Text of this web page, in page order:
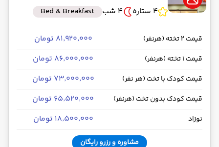
ایران ایرتور -Economy
مدت سفر: 02:00
از فرودگاه بین‌المللی حیدر علی‌اف GYD
حرکت از مبدا: 13:45
به فرودگاه بین‌المللی امام خمینی IKA
رسیدن به مقصد : 14:45
ایران ایرتور -Economy
4 ستاره
4 شب Bed & Breakfast
قیمت 2 تخته (هرنفر) ۸۱٬۹۲۰٬۰۰۰ تومان
قیمت 1 تخته (هرنفر) ۸۶٬۰۰۰٬۰۰۰ تومان
قیمت کودک با تخت (هر نفر) ۷۳٬۰۰۰٬۰۰۰ تومان
قیمت کودک بدون تخت (هرنفر) ۶۵٬۵۲۰٬۰۰۰ تومان
نوزاد ۱۸٬۵۰۰٬۰۰۰ تومان
مشاوره و رزرو رایگان